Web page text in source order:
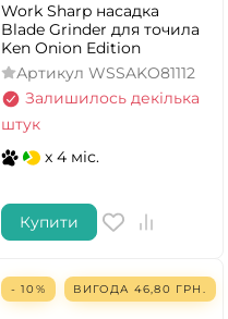
Work Sharp насадка
Blade Grinder для точила
Ken Onion Edition
Артикул WSSAKO81112
Залишилось декілька
штук
x 4 міс.
Купити
- 10% ВИГОДА 46,80 ГРН.